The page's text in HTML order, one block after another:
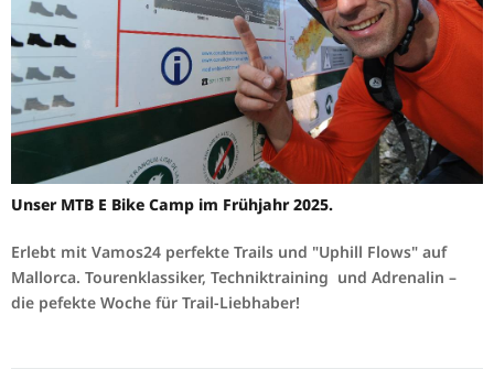
Unser MTB E Bike Camp im Frühjahr 2025.
Erlebt mit Vamos24 perfekte Trails und "Uphill Flows" auf
Mallorca. Tourenklassiker, Techniktraining und Adrenalin –
die pefekte Woche für Trail-Liebhaber!